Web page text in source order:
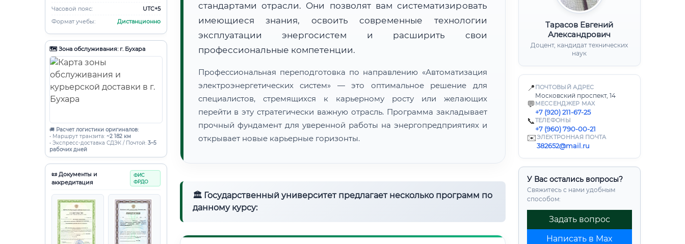
Часовой пояс:
UTC+5
Формат учебы:
Дистанционно
🗺️ Зона обслуживания: г. Бухара
🚚 Расчет логистики оригиналов:
• Маршрут транзита: ~2 182 км
• Экспресс-доставка СДЭК / Почтой: 3–5
рабочих дней
📜 Документы и
аккредитация
ФИС
ФРДО
Тарасов Евгений
Александрович
Доцент, кандидат технических
наук
📍 ПОЧТОВЫЙ АДРЕС
Московский проспект, 14
💬 МЕССЕНДЖЕР MAX
+7 (920) 211-67-25
📞ТЕЛЕФОНЫ
+7 (960) 790-00-21
✉️ЭЛЕКТРОННАЯ ПОЧТА
382652@mail.ru
У Вас остались вопросы?
Свяжитесь с нами удобным
способом:
Задать вопрос
Написать в Max
стандартами отрасли. Они позволят вам систематизировать
имеющиеся знания, освоить современные технологии
эксплуатации энергосистем и расширить свои
профессиональные компетенции.
Профессиональная переподготовка по направлению «Автоматизация
электроэнергетических систем» — это оптимальное решение для
специалистов, стремящихся к карьерному росту или желающих
перейти в эту стратегически важную отрасль. Программа закладывает
прочный фундамент для уверенной работы на энергопредприятиях и
открывает новые карьерные горизонты.
🏛 Государственный университет предлагает несколько программ по
данному курсу: